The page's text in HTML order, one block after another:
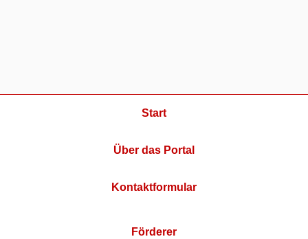
Start
Über das Portal
Kontaktformular
Förderer